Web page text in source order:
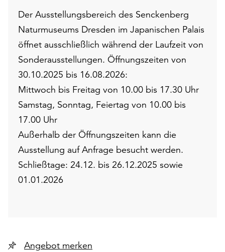
Der Ausstellungsbereich des Senckenberg
Naturmuseums Dresden im Japanischen Palais
öffnet ausschließlich während der Laufzeit von
Sonderausstellungen. Öffnungszeiten von
30.10.2025 bis 16.08.2026:
Mittwoch bis Freitag von 10.00 bis 17.30 Uhr
Samstag, Sonntag, Feiertag von 10.00 bis
17.00 Uhr
Außerhalb der Öffnungszeiten kann die
Ausstellung auf Anfrage besucht werden.
Schließtage: 24.12. bis 26.12.2025 sowie
01.01.2026
Angebot merken